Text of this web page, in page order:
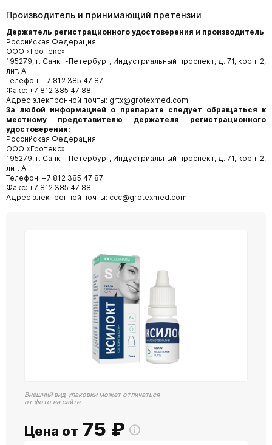
Производитель и принимающий претензии
Держатель регистрационного удостоверения и производитель
Российская Федерация
ООО «Гротекс»
195279, г. Санкт-Петербург, Индустриальный проспект, д. 71, корп. 2,
лит. А
Телефон: +7 812 385 47 87
Факс: +7 812 385 47 88
Адрес электронной почты: grtx@grotexmed.com
За любой информацией о препарате следует обращаться к
местному представителю держателя регистрационного
удостоверения:
Российская Федерация
ООО «Гротекс»
195279, г. Санкт-Петербург, Индустриальный проспект, д. 71, корп. 2,
лит. А
Телефон: +7 812 385 47 87
Факс: +7 812 385 47 88
Адрес электронной почты: ссс@grotexmed.com
Внешний вид упаковки может отличаться
от фото на сайте.
Цена от 75 ₽